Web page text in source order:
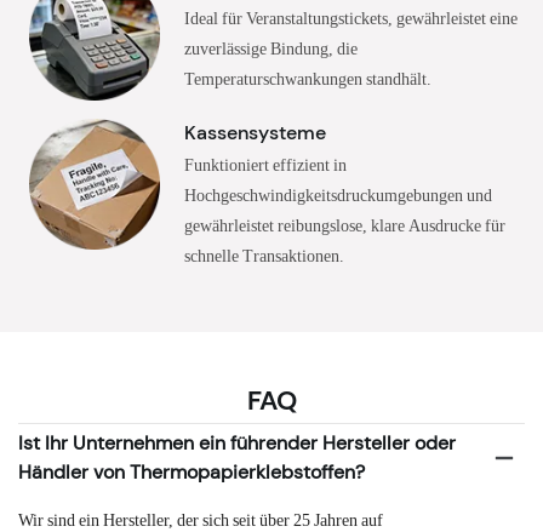
Ideal für Veranstaltungstickets, gewährleistet eine
zuverlässige Bindung, die
Temperaturschwankungen standhält.
Kassensysteme
Funktioniert effizient in
Hochgeschwindigkeitsdruckumgebungen und
gewährleistet reibungslose, klare Ausdrucke für
schnelle Transaktionen.
FAQ
Ist Ihr Unternehmen ein führender Hersteller oder
Händler von Thermopapierklebstoffen?
Wir sind ein Hersteller, der sich seit über 25 Jahren auf